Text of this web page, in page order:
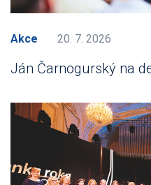
Akce 20. 7. 2026
Ján Čarnogurský na